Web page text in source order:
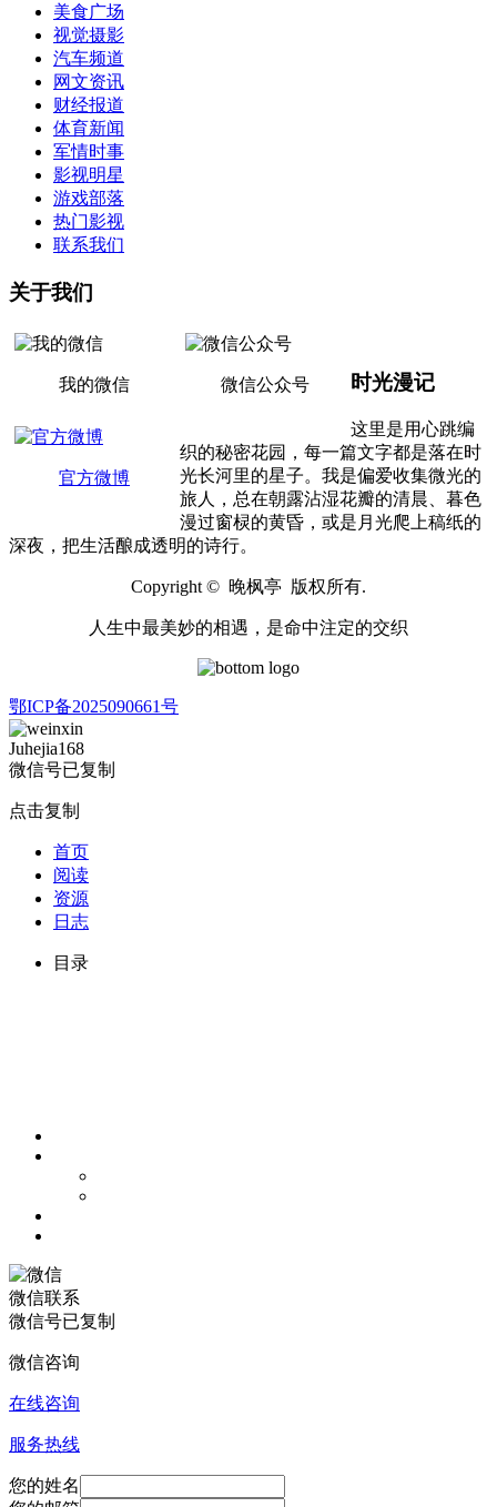
美食广场
视觉摄影
汽车频道
网文资讯
财经报道
体育新闻
军情时事
影视明星
游戏部落
热门影视
联系我们
关于我们
我的微信 微信公众号
官方微博
时光漫记
这里是用心跳编
织的秘密花园，每一篇文字都是落在时
光长河里的星子。我是偏爱收集微光的
旅人，总在朝露沾湿花瓣的清晨、暮色
漫过窗棂的黄昏，或是月光爬上稿纸的
深夜，把生活酿成透明的诗行。
Copyright © 晚枫亭 版权所有.
人生中最美妙的相遇，是命中注定的交织
鄂ICP备2025090661号
Juhejia168
微信号已复制
点击复制
首页
阅读
资源
日志
目录
微信联系
微信号已复制
微信咨询
在线咨询
服务热线
您的姓名